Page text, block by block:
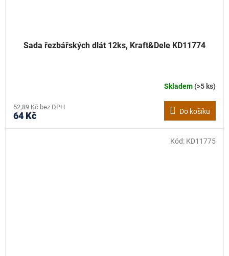
Sada řezbářských dlát 12ks, Kraft&Dele KD11774
Skladem(>5 ks)
52,89 Kč bez DPH
64 Kč Do košíku
Kód: KD11775